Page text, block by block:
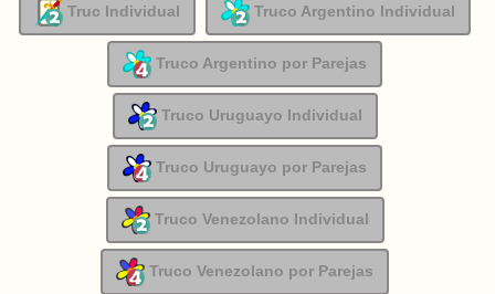
Truc Individual Truco Argentino Individual
Truco Argentino por Parejas
Truco Uruguayo Individual
Truco Uruguayo por Parejas
Truco Venezolano Individual
Truco Venezolano por Parejas